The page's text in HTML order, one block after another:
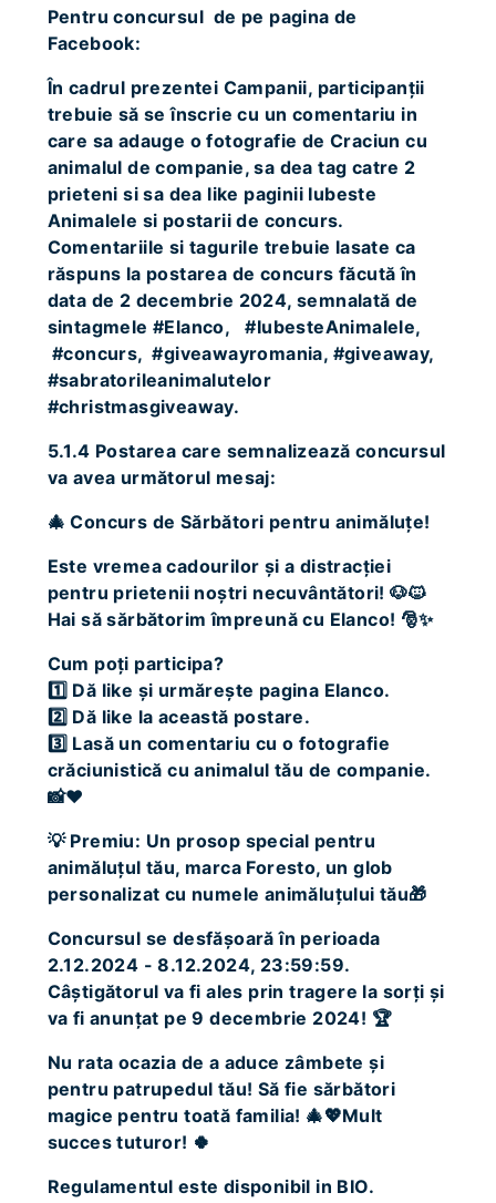
Pentru concursul de pe pagina de
Facebook:
În cadrul prezentei Campanii, participanții
trebuie să se înscrie cu un comentariu in
care sa adauge o fotografie de Craciun cu
animalul de companie, sa dea tag catre 2
prieteni si sa dea like paginii Iubeste
Animalele si postarii de concurs.
Comentariile si tagurile trebuie lasate ca
răspuns la postarea de concurs făcută în
data de 2 decembrie 2024, semnalată de
sintagmele #Elanco, #IubesteAnimalele,
#concurs, #giveawayromania, #giveaway,
#sabratorileanimalutelor
#christmasgiveaway.
5.1.4 Postarea care semnalizează concursul
va avea următorul mesaj:
🎄 Concurs de Sărbători pentru animăluțe!
Este vremea cadourilor și a distracției
pentru prietenii noștri necuvântători! 🐶🐱
Hai să sărbătorim împreună cu Elanco! 🎅✨
Cum poți participa?
1️⃣ Dă like și urmărește pagina Elanco.
2️⃣ Dă like la această postare.
3️⃣ Lasă un comentariu cu o fotografie
crăciunistică cu animalul tău de companie.
📸❤️
💡 Premiu: Un prosop special pentru
animăluțul tău, marca Foresto, un glob
personalizat cu numele animăluțului tău🎁
Concursul se desfășoară în perioada
2.12.2024 - 8.12.2024, 23:59:59.
Câștigătorul va fi ales prin tragere la sorți și
va fi anunțat pe 9 decembrie 2024! 🏆
Nu rata ocazia de a aduce zâmbete și
pentru patrupedul tău! Să fie sărbători
magice pentru toată familia! 🎄💖Mult
succes tuturor! 🍀
Regulamentul este disponibil in BIO.